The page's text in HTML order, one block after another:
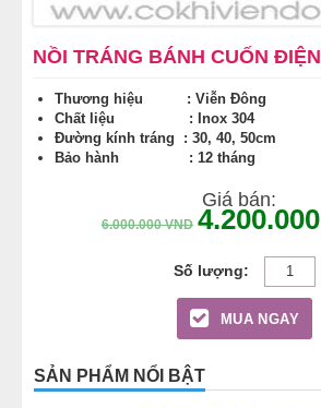
NỒI TRÁNG BÁNH CUỐN ĐIỆN
Thương hiệu : Viễn Đông
Chất liệu : Inox 304
Đường kính tráng : 30, 40, 50cm
Bảo hành : 12 tháng
Giá bán:
6.000.000VND 4.200.000
MUA NGAY
SẢN PHẨM NỔI BẬT